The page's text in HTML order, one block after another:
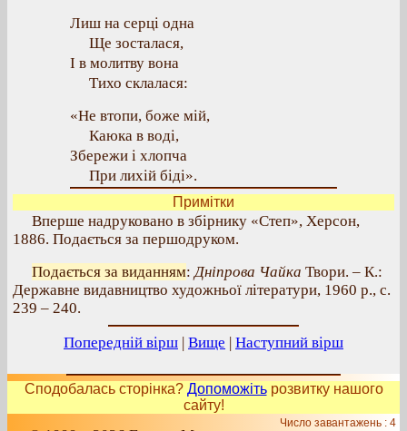
Лиш на серці одна
Ще зосталася,
І в молитву вона
Тихо склалася:
«Не втопи, боже мій,
Каюка в воді,
Збережи і хлопча
При лихій біді».
Примітки
Вперше надруковано в збірнику «Степ», Херсон,
1886. Подається за першодруком.
Подається за виданням:Дніпрова Чайка Твори. – К.:
Державне видавництво художньої літератури, 1960 р., с.
239 – 240.
Попередній вірш | Вище | Наступний вірш
Сподобалась сторінка? Допоможітьрозвитку нашого
сайту!
Число завантажень : 4